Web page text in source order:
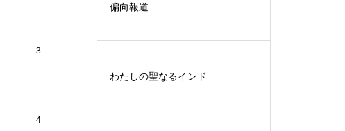
偏向報道
3
わたしの聖なるインド
4